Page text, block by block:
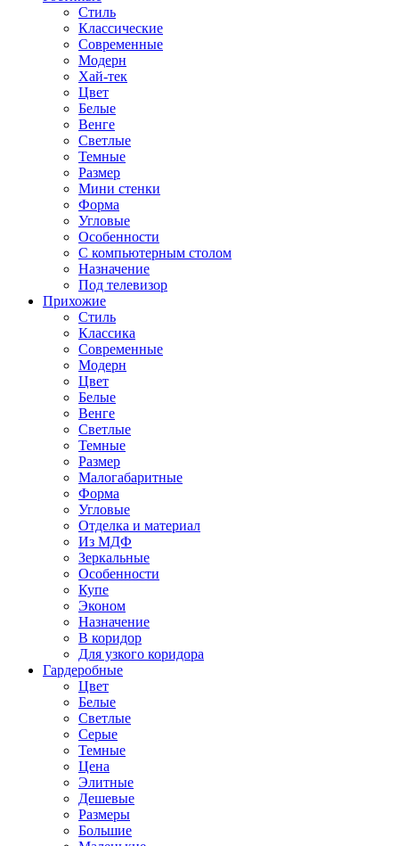
Стиль
Классические
Современные
Модерн
Хай-тек
Цвет
Белые
Венге
Светлые
Темные
Размер
Мини стенки
Форма
Угловые
Особенности
С компьютерным столом
Назначение
Под телевизор
Прихожие
Стиль
Классика
Современные
Модерн
Цвет
Белые
Венге
Светлые
Темные
Размер
Малогабаритные
Форма
Угловые
Отделка и материал
Из МДФ
Зеркальные
Особенности
Купе
Эконом
Назначение
В коридор
Для узкого коридора
Гардеробные
Цвет
Белые
Светлые
Серые
Темные
Цена
Элитные
Дешевые
Размеры
Большие